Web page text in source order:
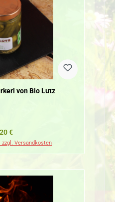
von Bio Lutz
Preis:
€
Versandkosten